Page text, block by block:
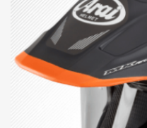
se
pueden
en
la
página
de